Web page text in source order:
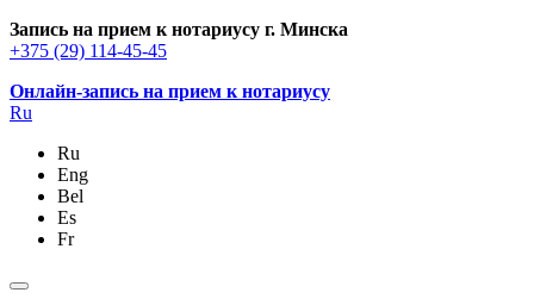
Запись на прием к нотариусу г. Минска
+375 (29) 114-45-45
Онлайн-запись на прием к нотариусу
Ru
Ru
Eng
Bel
Es
Fr